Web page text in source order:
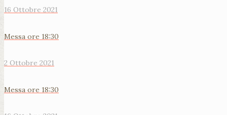
16 Ottobre 2021
Messa ore 18:30
2 Ottobre 2021
Messa ore 18:30